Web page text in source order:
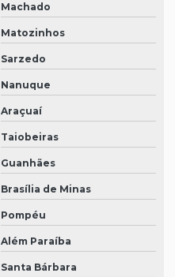
Machado
Matozinhos
Sarzedo
Nanuque
Araçuaí
Taiobeiras
Guanhães
Brasília de Minas
Pompéu
Além Paraíba
Santa Bárbara